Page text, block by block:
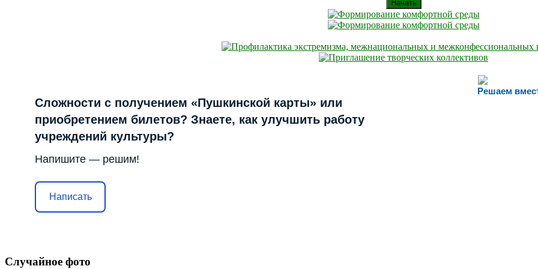
Начать
Решаем
Сложности с получением «Пушкинской карты» или
приобретением билетов? Знаете, как улучшить работу
учреждений культуры?
Напишите — решим!
Написать
Случайное фото